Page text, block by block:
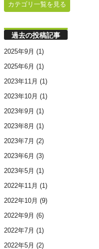
カテゴリ一覧を見る
過去の投稿記事
2025年9月 (1)
2025年6月 (1)
2023年11月 (1)
2023年10月 (1)
2023年9月 (1)
2023年8月 (1)
2023年7月 (2)
2023年6月 (3)
2023年5月 (1)
2022年11月 (1)
2022年10月 (9)
2022年9月 (6)
2022年7月 (1)
2022年5月 (2)